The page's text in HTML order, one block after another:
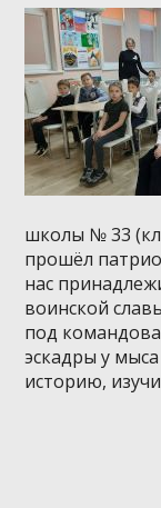
школы № 33
прошёл
нас
воинской
под
эскадры у
историю,